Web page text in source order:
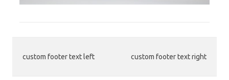
custom footer text left custom footer text right